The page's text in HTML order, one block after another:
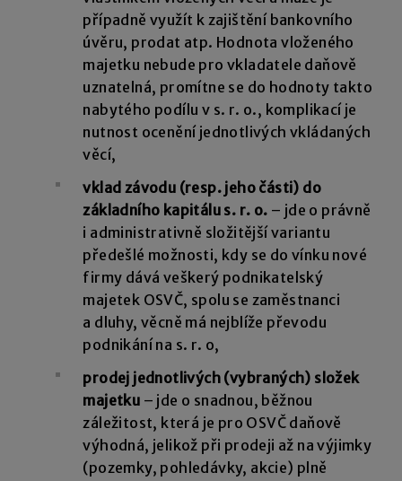
případně využít k zajištění bankovního
úvěru, prodat atp. Hodnota vloženého
majetku nebude pro vkladatele daňově
uznatelná, promítne se do hodnoty takto
nabytého podílu v s. r. o., komplikací je
nutnost ocenění jednotlivých vkládaných
věcí,
vklad závodu (resp. jeho části) do
základního kapitálu s. r. o. – jde o právně
i administrativně složitější variantu
předešlé možnosti, kdy se do vínku nové
firmy dává veškerý podnikatelský
majetek OSVČ, spolu se zaměstnanci
a dluhy, věcně má nejblíže převodu
podnikání na s. r. o,
prodej jednotlivých (vybraných) složek
majetku – jde o snadnou, běžnou
záležitost, která je pro OSVČ daňově
výhodná, jelikož při prodeji až na výjimky
(pozemky, pohledávky, akcie) plně